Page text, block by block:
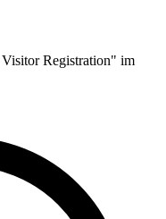
Registration" im